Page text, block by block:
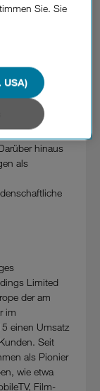
zählten dort
schon
hinaus
als
Limited
der am
im
einen Umsatz
Seit
als Pionier
wie etwa
Film-
Sie. Sie
Cookies
Ländern
USA)
ein ähnliches
aufweisen
dann sind für
dieser